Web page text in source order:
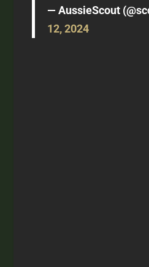
— AussieScout
12, 2024